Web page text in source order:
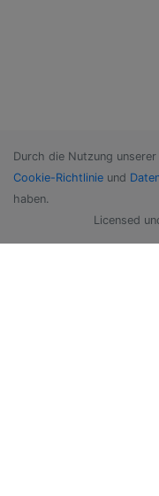
Durch die Nutzung
Cookie-Richtlinie und
haben.
Licensed